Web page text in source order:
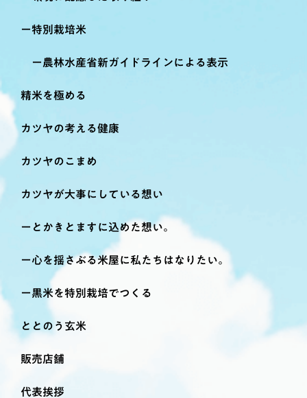
特別栽培米
農林水産省新ガイドラインによる表示
精米を極める
カツヤの考える健康
カツヤのこまめ
カツヤが大事にしている想い
とかきとますに込めた想い。
心を揺さぶる米屋に私たちはなりたい。
黒米を特別栽培でつくる
ととのう玄米
販売店舗
代表挨拶